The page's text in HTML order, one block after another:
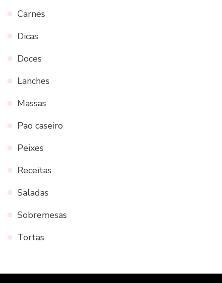
Carnes
Dicas
Doces
Lanches
Massas
Pao caseiro
Peixes
Receitas
Saladas
Sobremesas
Tortas